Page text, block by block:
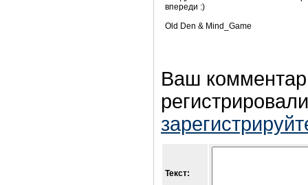
впереди :)
Old Den & Mind_Game
Ваш
Текст: